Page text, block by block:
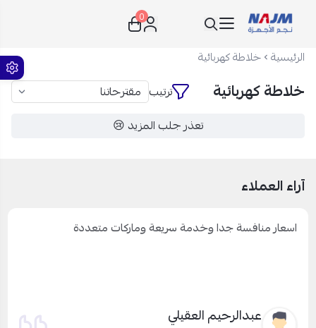
نجم الأجهزة
0
الرئيسية خلاطة كهربائية
خلاطة كهربائية
ترتيب
تعذر جلب المزيد 😢
آراء العملاء
اسعار منافسة جدا وخدمة سريعة وماركات متعددة
عبدالرحيم العقيلي